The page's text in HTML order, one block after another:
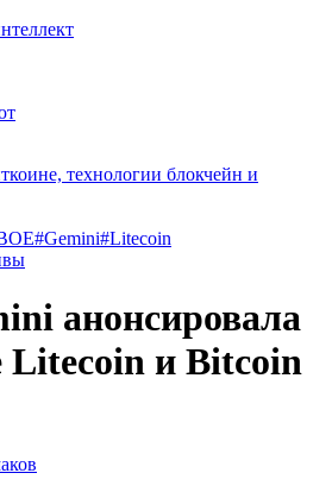
технологии блокчейн и
#Gemini#Litecoin
анонсировала
Litecoin и Bitcoin